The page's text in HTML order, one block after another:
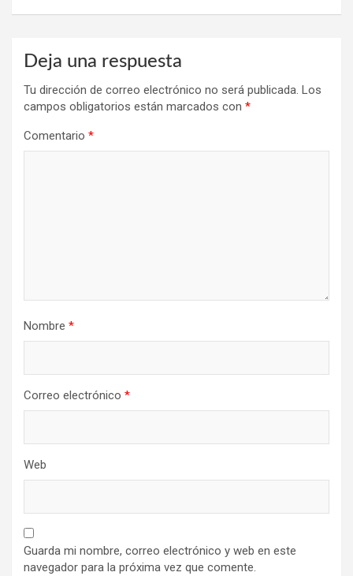
Deja una respuesta
Tu dirección de correo electrónico no será publicada. Los
campos obligatorios están marcados con *
Comentario *
Nombre *
Correo electrónico *
Web
Guarda mi nombre, correo electrónico y web en este
navegador para la próxima vez que comente.